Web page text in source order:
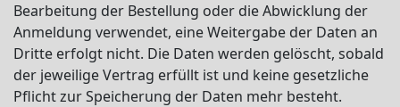
Bearbeitung der Bestellung oder die Abwicklung der
Anmeldung verwendet, eine Weitergabe der Daten an
Dritte erfolgt nicht. Die Daten werden gelöscht, sobald
der jeweilige Vertrag erfüllt ist und keine gesetzliche
Pflicht zur Speicherung der Daten mehr besteht.